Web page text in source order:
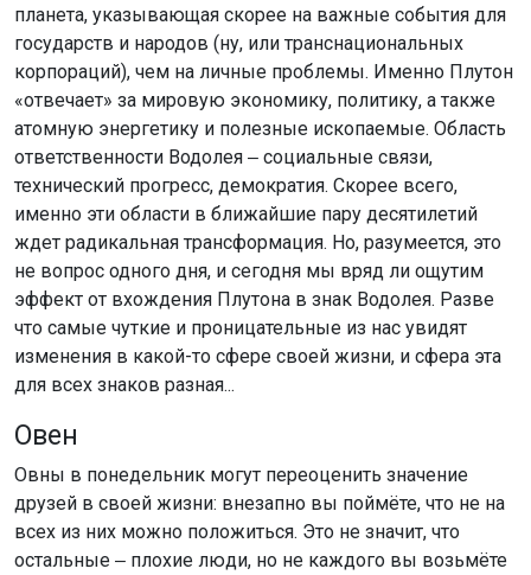
планета, указывающая скорее на важные события для
государств и народов (ну, или транснациональных
корпораций), чем на личные проблемы. Именно Плутон
«отвечает» за мировую экономику, политику, а также
атомную энергетику и полезные ископаемые. Область
ответственности Водолея ‒ социальные связи,
технический прогресс, демократия. Скорее всего,
именно эти области в ближайшие пару десятилетий
ждет радикальная трансформация. Но, разумеется, это
не вопрос одного дня, и сегодня мы вряд ли ощутим
эффект от вхождения Плутона в знак Водолея. Разве
что самые чуткие и проницательные из нас увидят
изменения в какой-то сфере своей жизни, и сфера эта
для всех знаков разная...
Овен
Овны в понедельник могут переоценить значение
друзей в своей жизни: внезапно вы поймёте, что не на
всех из них можно положиться. Это не значит, что
остальные ‒ плохие люди, но не каждого вы возьмёте